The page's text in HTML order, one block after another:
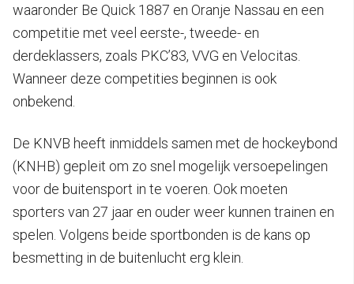
waaronder Be Quick 1887 en Oranje Nassau en een
competitie met veel eerste-, tweede- en
derdeklassers, zoals PKC’83, VVG en Velocitas.
Wanneer deze competities beginnen is ook
onbekend.
De KNVB heeft inmiddels samen met de hockeybond
(KNHB) gepleit om zo snel mogelijk versoepelingen
voor de buitensport in te voeren. Ook moeten
sporters van 27 jaar en ouder weer kunnen trainen en
spelen. Volgens beide sportbonden is de kans op
besmetting in de buitenlucht erg klein.